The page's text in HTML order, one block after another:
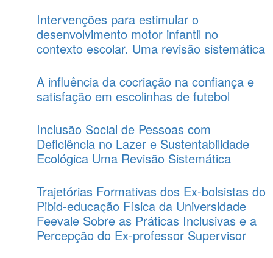
Intervenções para estimular o
desenvolvimento motor infantil no
contexto escolar. Uma revisão sistemática
A influência da cocriação na confiança e
satisfação em escolinhas de futebol
Inclusão Social de Pessoas com
Deficiência no Lazer e Sustentabilidade
Ecológica Uma Revisão Sistemática
Trajetórias Formativas dos Ex-bolsistas do
Pibid-educação Física da Universidade
Feevale Sobre as Práticas Inclusivas e a
Percepção do Ex-professor Supervisor